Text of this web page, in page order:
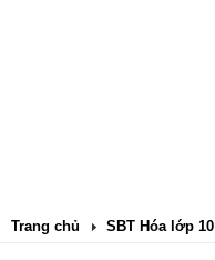
Trang chủ SBT Hóa lớp 10